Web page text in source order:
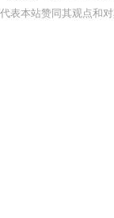
代表本站赞同其观点和